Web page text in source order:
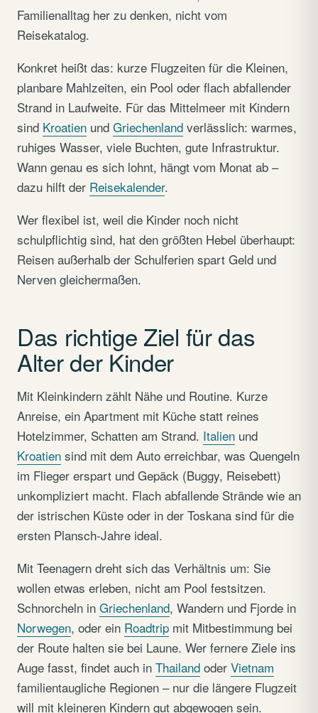
Familienalltag her zu denken, nicht vom
Reisekatalog.
Konkret heißt das: kurze Flugzeiten für die Kleinen,
planbare Mahlzeiten, ein Pool oder flach abfallender
Strand in Laufweite. Für das Mittelmeer mit Kindern
sind Kroatien und Griechenland verlässlich: warmes,
ruhiges Wasser, viele Buchten, gute Infrastruktur.
Wann genau es sich lohnt, hängt vom Monat ab –
dazu hilft der Reisekalender.
Wer flexibel ist, weil die Kinder noch nicht
schulpflichtig sind, hat den größten Hebel überhaupt:
Reisen außerhalb der Schulferien spart Geld und
Nerven gleichermaßen.
Das richtige Ziel für das
Alter der Kinder
Mit Kleinkindern zählt Nähe und Routine. Kurze
Anreise, ein Apartment mit Küche statt reines
Hotelzimmer, Schatten am Strand. Italien und
Kroatien sind mit dem Auto erreichbar, was Quengeln
im Flieger erspart und Gepäck (Buggy, Reisebett)
unkompliziert macht. Flach abfallende Strände wie an
der istrischen Küste oder in der Toskana sind für die
ersten Plansch-Jahre ideal.
Mit Teenagern dreht sich das Verhältnis um: Sie
wollen etwas erleben, nicht am Pool festsitzen.
Schnorcheln in Griechenland, Wandern und Fjorde in
Norwegen, oder ein Roadtrip mit Mitbestimmung bei
der Route halten sie bei Laune. Wer fernere Ziele ins
Auge fasst, findet auch in Thailand oder Vietnam
familientaugliche Regionen – nur die längere Flugzeit
will mit kleineren Kindern gut abgewogen sein.